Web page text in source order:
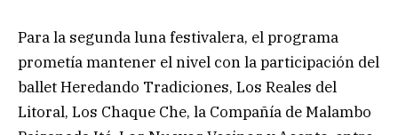
Para la segunda luna festivalera, el programa
prometía mantener el nivel con la participación del
ballet Heredando Tradiciones, Los Reales del
Litoral, Los Chaque Che, la Compañía de Malambo